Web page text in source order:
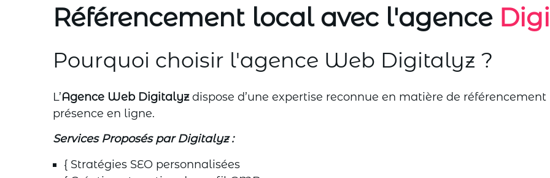
Référencement local avec l'agence
Pourquoi choisir l'agence Web Digitalyz ?
L’Agence Web Digitalyzdispose d’une expertise reconnue en matière de
présence en ligne.
Services Proposés par Digitalyz :
{ Stratégies SEO personnalisées